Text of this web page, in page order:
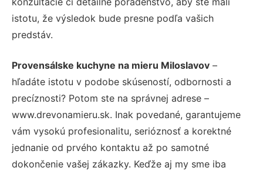
istotu, že výsledok bude presne podľa vašich
predstáv.
Provensálske kuchyne na mieru Miloslavov –
hľadáte istotu v podobe skúseností, odbornosti a
precíznosti? Potom ste na správnej adrese –
www.drevonamieru.sk. Inak povedané, garantujeme
vám vysokú profesionalitu, serióznosť a korektné
jednanie od prvého kontaktu až po samotné
dokončenie vašej zákazky. Keďže aj my sme iba